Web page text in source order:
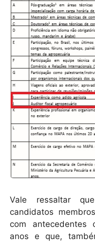
Vale ressaltar
candidatos
com antecedentes
anos e que,